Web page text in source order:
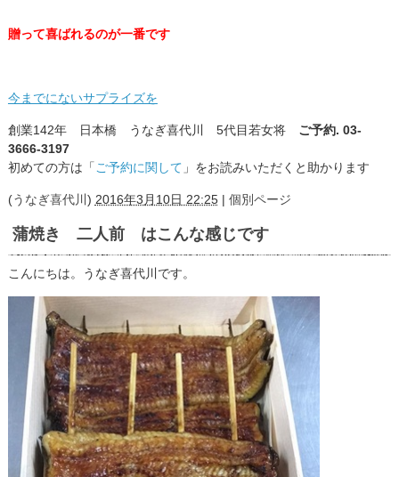
贈って喜ばれるのが一番です
今までにないサプライズを
創業142年 日本橋 うなぎ喜代川 5代目若女将 ご予約. 03-
3666-3197
初めての方は「ご予約に関して 」をお読みいただくと助かります
(うなぎ喜代川 ) 2016年3月10日 22:25| 個別ページ
蒲焼き 二人前 はこんな感じです
こんにちは。うなぎ喜代川です。